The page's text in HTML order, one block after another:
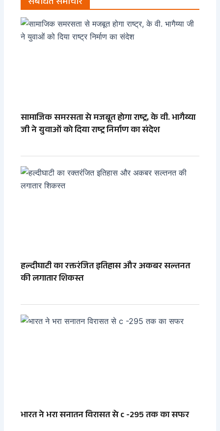
सामाजिक समरसता से मजबूत होगा राष्ट्र, के वी. भागैय्या
जी ने युवाओं को दिया राष्ट्र निर्माण का संदेश
हल्दीघाटी का रक्तरंजित इतिहास और अकबर सल्तनत
की लगातार शिकस्त
भारत ने भरा सनातन विरासत से c -295 तक का सफर